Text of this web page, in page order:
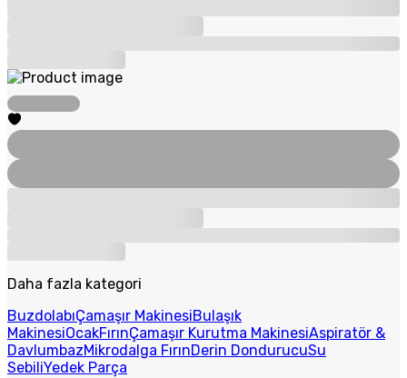
Daha fazla kategori
BuzdolabıÇamaşır MakinesiBulaşık
MakinesiOcakFırınÇamaşır Kurutma MakinesiAspiratör &
DavlumbazMikrodalga FırınDerin DondurucuSu
SebiliYedek Parça